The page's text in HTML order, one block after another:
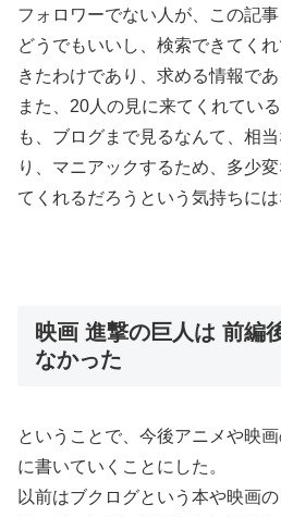
フォロワーでない人が、この記
どうでもいいし、検索できてく
きたわけであり、求める情報であ
また、20人の見に来てくれてい
も、ブログまで見るなんて、相
り、マニアックするため、多少
てくれるだろうという気持ちには
映画 進撃の巨人は 前編
なかった
ということで、今後アニメや映
に書いていくことにした。
以前はブクログという本や映画